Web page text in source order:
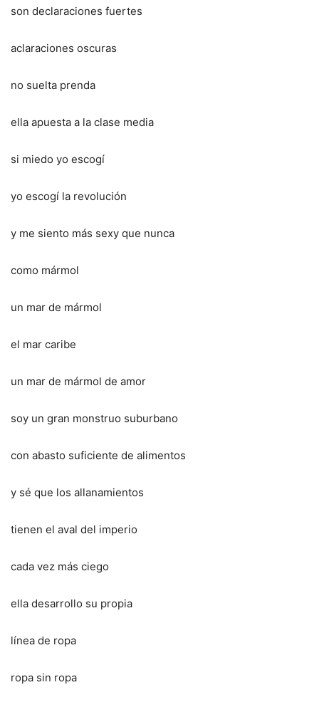
son declaraciones fuertes
aclaraciones oscuras
no suelta prenda
ella apuesta a la clase media
si miedo yo escogí
yo escogí la revolución
y me siento más sexy que nunca
como mármol
un mar de mármol
el mar caribe
un mar de mármol de amor
soy un gran monstruo suburbano
con abasto suficiente de alimentos
y sé que los allanamientos
tienen el aval del imperio
cada vez más ciego
ella desarrollo su propia
línea de ropa
ropa sin ropa